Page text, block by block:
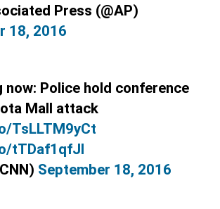
Press (@AP)
18, 2016
now: Police hold conference
Mall attack
TsLLTM9yCt
tTDaf1qfJl
September 18, 2016